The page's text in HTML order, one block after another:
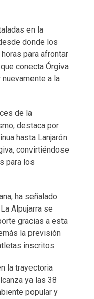
en la
donde los
para afrontar
conecta Órgiva
a la
de la
destaca por
hasta Lanjarón
convirtiéndose
para los
ha señalado
Alpujarra se
gracias a esta
la previsión
inscritos.
la trayectoria
ya las 38
popular y